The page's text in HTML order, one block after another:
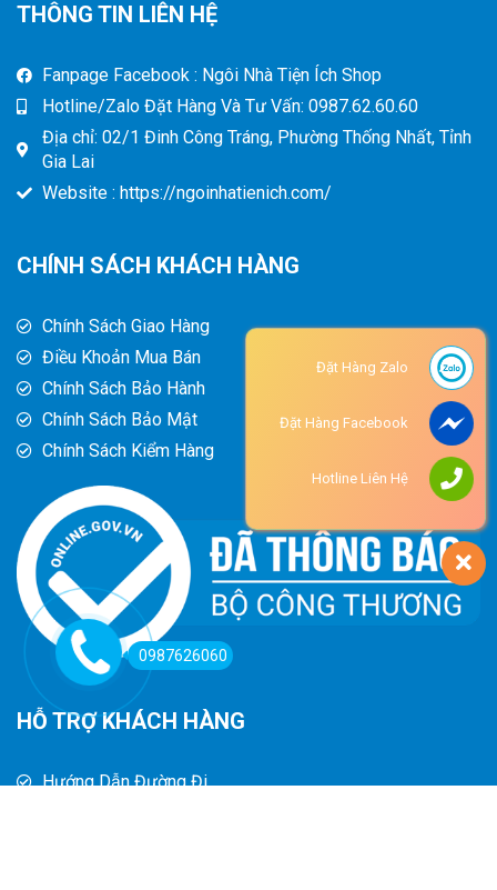
THÔNG TIN LIÊN HỆ
Fanpage Facebook : Ngôi Nhà Tiện Ích Shop
Hotline/Zalo Đặt Hàng Và Tư Vấn: 0987.62.60.60
Địa chỉ: 02/1 Đinh Công Tráng, Phường Thống Nhất, Tỉnh
Gia Lai
Website : https://ngoinhatienich.com/
CHÍNH SÁCH KHÁCH HÀNG
Chính Sách Giao Hàng
Điều Khoản Mua Bán
Chính Sách Bảo Hành
Chính Sách Bảo Mật
Chính Sách Kiểm Hàng
HỖ TRỢ KHÁCH HÀNG
Hướng Dẫn Đường Đi
0987626060
Đặt Hàng Zalo
Đặt Hàng Facebook
Hotline Liên Hệ